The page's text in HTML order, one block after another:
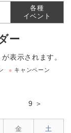
各種
イベント
ー
表示されます。
● キャンペーン
9 ＞
金 土